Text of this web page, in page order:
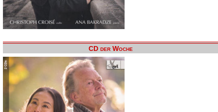
CD der Woche